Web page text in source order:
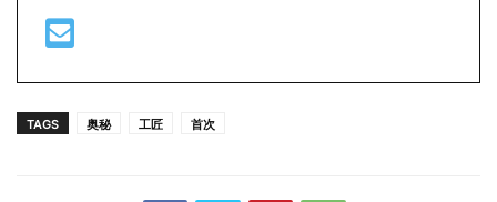
TAGS 奥秘 工匠 首次